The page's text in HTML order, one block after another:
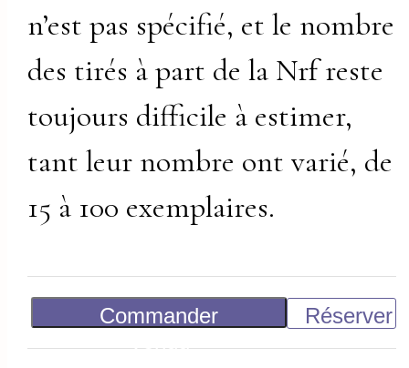
n’est pas spécifié, et le nombre
des tirés à part de la Nrf reste
toujours difficile à estimer,
tant leur nombre ont varié, de
15 à 100 exemplaires.
Commander
Réserver